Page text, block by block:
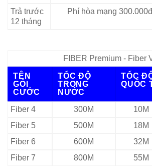
Trả trước
12 tháng
Phí hòa mạng
FIBER Premium - Fiber
TÊN
GÓI
CƯỚC
TỐC ĐỘ
TRONG
NƯỚC
TỐC
QUỐC
Fiber 4
300M 10M
Fiber 5
500M 18M
Fiber 6
600M 32M
Fiber 7
800M 55M